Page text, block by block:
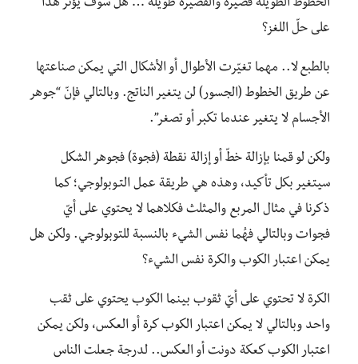
الخطوط الطويلةُ قصيرةً والقصيرةُ طويلةً … هل سوف يؤثر هذا
على حلّ اللغز؟
بالطبع لا.. مهما تغيّرت الأطوال أو الأشكال التي يمكن صناعتها
عن طريق الخطوط (الجسور) لن يتغير الناتج. وبالتالي فإنّ “جوهر
الأجسام لا يتغير عندما تكبر أو تصغر”.
ولكن لو قمنا بإزالة خطّ أو إزالة نقطة (فجوة) فجوهر الشكل
سيتغير بكل تأكيد، وهذه هي طريقة عمل التـوبولوجي؛ كما
ذكرنا في مثال المربع والمثلث فكلاهما لا يحتوي على أيّ
فجوات وبالتالي فهُما نفس الشيء بالنسبة للتوبولوجي. ولكن هل
يمكن اعتبار الكوب والكرة نفس الشيء؟
الكرة لا تحتوي على أيّ ثقوب بينما الكوب يحتوي على ثقب
واحد وبالتالي لا يمكن اعتبار الكوب كرة أو العكس، ولكن يمكن
اعتبار الكوب كعكة دونت أو العكس.. لدرجة جعلت الناس